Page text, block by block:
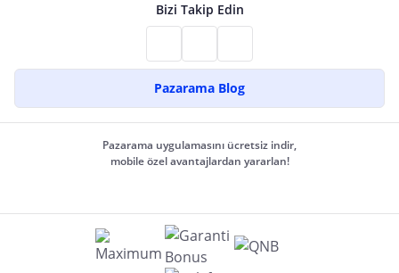
Bizi Takip Edin
Pazarama Blog
Pazarama uygulamasını ücretsiz indir,
mobile özel avantajlardan yararlan!